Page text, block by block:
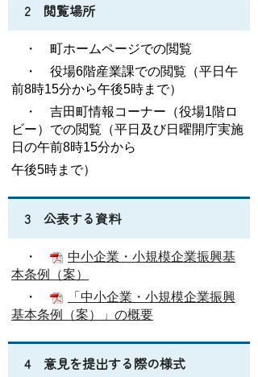
2 閲覧場所
・ 町ホームページでの閲覧
・ 役場6階産業課での閲覧（平日午
前8時15分から午後5時まで）
・ 吉田町情報コーナー（役場1階ロ
ビー）での閲覧（平日及び日曜開庁実施
日の午前8時15分から
午後5時まで）
3 公表する資料
・
中小企業・小規模企業振興基
本条例（案）
・
「中小企業・小規模企業振興
基本条例（案）」の概要
4 意見を提出する際の様式